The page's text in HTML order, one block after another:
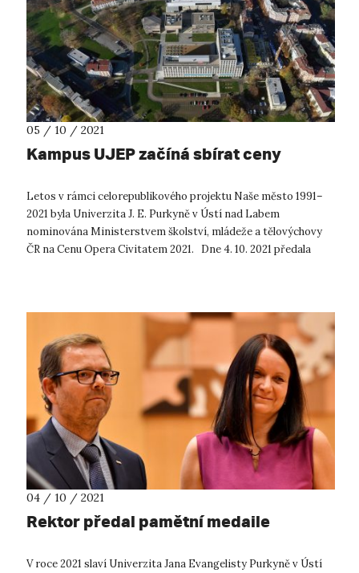
05 / 10 / 2021
Kampus UJEP začíná sbírat ceny
Letos v rámci celorepublikového projektu Naše město 1991–
2021 byla Univerzita J. E. Purkyně v Ústí nad Labem
nominována Ministerstvem školství, mládeže a tělovýchovy
ČR na Cenu Opera Civitatem 2021. Dne 4. 10. 2021 předala
04 / 10 / 2021
Rektor předal pamětní medaile
V roce 2021 slaví Univerzita Jana Evangelisty Purkyně v Ústí